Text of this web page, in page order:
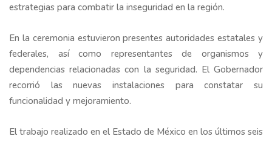
estrategias para combatir la inseguridad en la región.
En la ceremonia estuvieron presentes autoridades estatales y
federales, así como representantes de organismos y
dependencias relacionadas con la seguridad. El Gobernador
recorrió las nuevas instalaciones para constatar su
funcionalidad y mejoramiento.
El trabajo realizado en el Estado de México en los últimos seis